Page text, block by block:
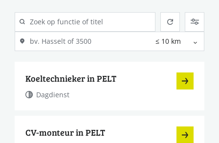
Koeltechnieker in PELT
Dagdienst
CV-monteur in PELT